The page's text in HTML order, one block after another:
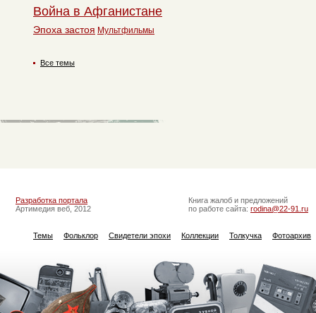
Война в Афганистане
Эпоха застоя Мультфильмы
Все темы
Разработка портала
Артимедия веб, 2012
Книга жалоб и предложений
по работе сайта: rodina@22-91.ru
Темы Фольклор Свидетели эпохи Коллекции Толкучка Фотоархив